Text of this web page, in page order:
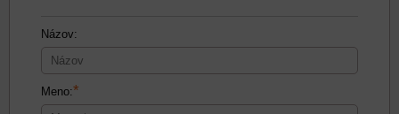
Názov:
Meno:*